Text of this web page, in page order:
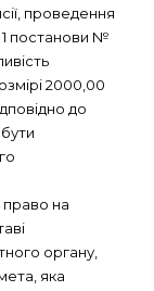
проведення
1 постанови №
2000,00
до
право на
органу,
яка